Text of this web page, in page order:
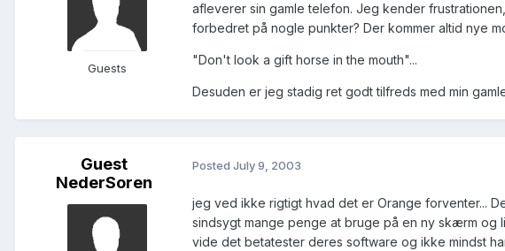
Guests
afleverer sin gamle telefon. Jeg kender
forbedret på nogle punkter? Der kommer altid nye
"Don't look a gift horse in the mouth"...
Desuden er jeg stadig ret godt tilfreds med min
Guest
NederSoren
Posted July 9, 2003
jeg ved ikke rigtigt hvad det er Orange forventer...
sindsygt mange penge at bruge på en ny skærm og
vide det betatester deres software og ikke mindst